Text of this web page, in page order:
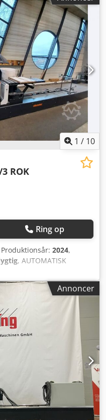
efter forudgående
Kraków lufthavn (KRK).
1 / 10
ROK
Ring op
Produktionsår: 2024,
, AUTOMATISK
+ E590/3 ÅR 2024
Annoncer